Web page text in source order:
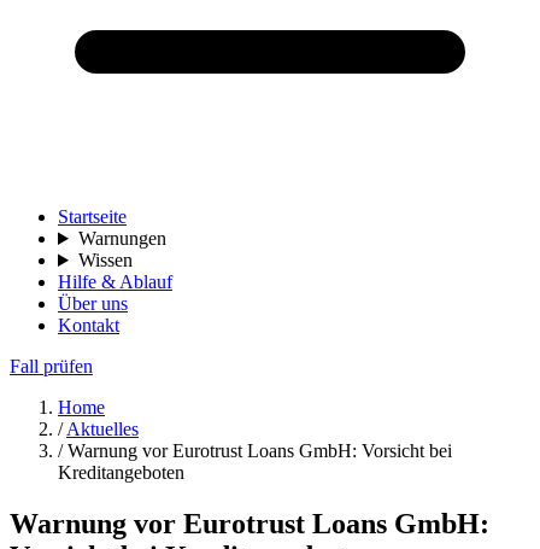
Startseite
Warnungen
Wissen
Hilfe & Ablauf
Über uns
Kontakt
Fall prüfen
Home
/ Aktuelles
/ Warnung vor Eurotrust Loans GmbH: Vorsicht bei
Kreditangeboten
Warnung vor Eurotrust Loans GmbH: